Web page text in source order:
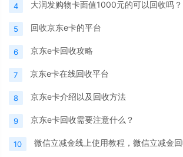
4 大润发购物卡面值1000元的可以回收吗？
5 回收京东e卡的平台
6 京东e卡回收攻略
7 京东e卡在线回收平台
8 京东e卡介绍以及回收方法
9 京东e卡回收需要注意什么？
10 微信立减金线上使用教程，微信立减金回